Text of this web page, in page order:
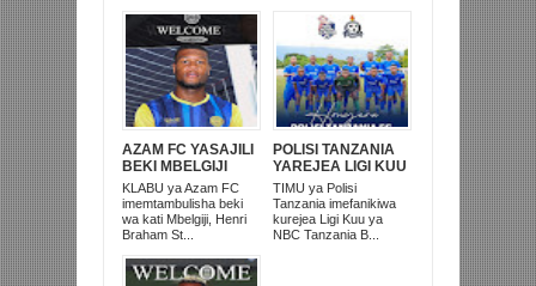
AZAM FC YASAJILI
BEKI MBELGIJI
ALIKUWA
ANACHEZA
AFRIKA KUSINI
KLABU ya Azam FC
imemtambulisha beki
wa kati Mbelgiji, Henri
Braham St...
POLISI TANZANIA
YAREJEA LIGI KUU
BAADA YA
KUISHUSHA
TANZANIA
PRISONS
TIMU ya Polisi
Tanzania imefanikiwa
kurejea Ligi Kuu ya
NBC Tanzania B...